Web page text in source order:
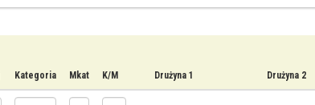
Kategoria Mkat K/M Drużyna 1 Drużyna 2